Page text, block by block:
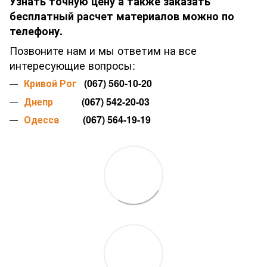
бесплатный расчет материалов можно по
телефону.
Позвоните нам и мы ответим на все
интересующие вопросы:
Кривой Рог (067) 560-10-20
Днепр (067) 542-20-03
Одесса (067) 564-19-19